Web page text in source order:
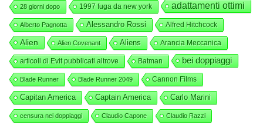
28 giorni dopo 1997 fuga da new york adattamenti ottimi
Alberto Pagnotta Alessandro Rossi Alfred Hitchcock
Alien Alien Covenant Aliens Arancia Meccanica
articoli di Evit pubblicati altrove Batman bei doppiaggi
Blade Runner Blade Runner 2049 Cannon Films
Capitan America Captain America Carlo Marini
censura nei doppiaggi Claudio Capone Claudio Razzi